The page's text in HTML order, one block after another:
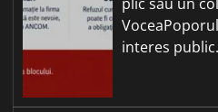
plic sau un
interes